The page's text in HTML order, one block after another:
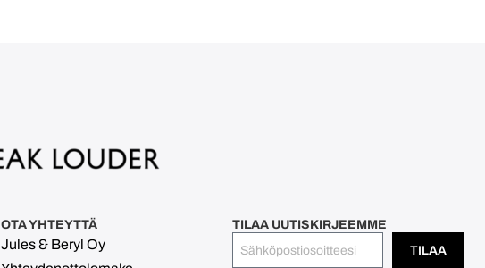
OTA YHTEYTTÄ
Jules & Beryl Oy
TILAA UUTISKIRJEEMME
TILAA